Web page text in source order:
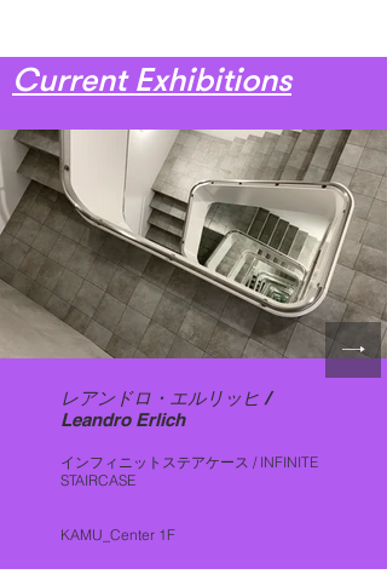
Current Exhibitions
レアンドロ・エルリッヒ /
Leandro Erlich
インフィニットステアケース / INFINITE
STAIRCASE
KAMU_Center 1F